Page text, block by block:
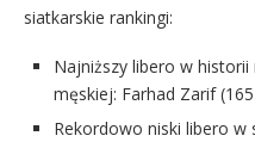
siatkarskie rankingi:
Najniższy libero w
męskiej: Farhad Zarif
Rekordowo niski libero w